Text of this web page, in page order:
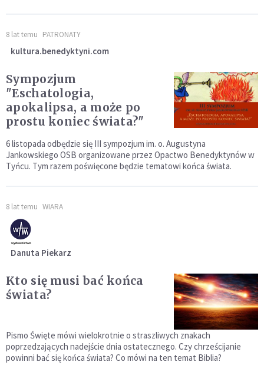
8 lat temu PATRONATY
kultura.benedyktyni.com
Sympozjum
"Eschatologia,
apokalipsa, a może po
prostu koniec świata?"
6 listopada odbędzie się III sympozjum im. o. Augustyna
Jankowskiego OSB organizowane przez Opactwo Benedyktynów w
Tyńcu. Tym razem poświęcone będzie tematowi końca świata.
8 lat temu WIARA
Danuta Piekarz
Kto się musi bać końca
świata?
Pismo Święte mówi wielokrotnie o straszliwych znakach
poprzedzających nadejście dnia ostatecznego. Czy chrześcijanie
powinni bać się końca świata? Co mówi na ten temat Biblia?